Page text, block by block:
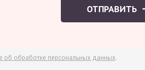
ОТПРАВИТЬ
об обработке персональных данных.